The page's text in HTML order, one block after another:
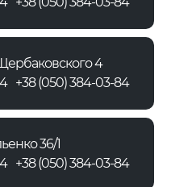
4
+38 (050) 384-03-84
36/1
+38 (050) 384-03-84